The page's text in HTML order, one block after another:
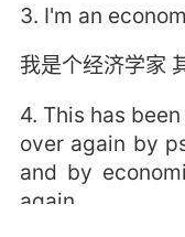
3. I'm an
我是个经济学家
4. This has
over again by
and by
again.